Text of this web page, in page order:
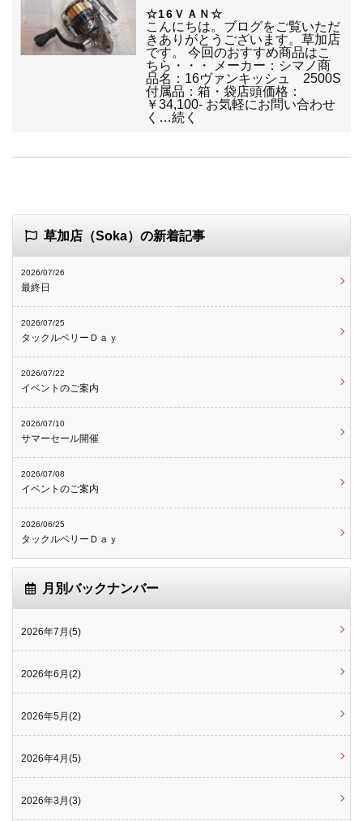
☆16ＶＡＮ☆
こんにちは。ブログをご覧いただ
きありがとうございます。草加店
です。 今回のおすすめ商品はこ
ちら・・・ メーカー：シマノ商
品名：16ヴァンキッシュ 2500S
付属品：箱・袋店頭価格：
￥34,100- お気軽にお問い合わせ
く…続く
草加店（Soka）の新着記事
2026/07/26
最終日
2026/07/25
タックルベリーＤａｙ
2026/07/22
イベントのご案内
2026/07/10
サマーセール開催
2026/07/08
イベントのご案内
2026/06/25
タックルベリーＤａｙ
月別バックナンバー
2026年7月(5)
2026年6月(2)
2026年5月(2)
2026年4月(5)
2026年3月(3)